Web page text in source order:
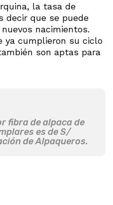
la tasa de
decir que se puede
nacimientos.
ya cumplieron su ciclo
son aptas para
fibra de alpaca de
es de S/
de Alpaqueros.